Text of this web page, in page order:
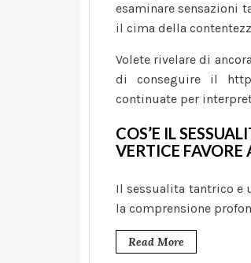
esaminare sensazioni
il cima della
Volete rivelare di
di conseguire il
continuate per
COS’E IL
VERTICE FAVORE
Il sessualita tantrico e
la comprensione
Read More